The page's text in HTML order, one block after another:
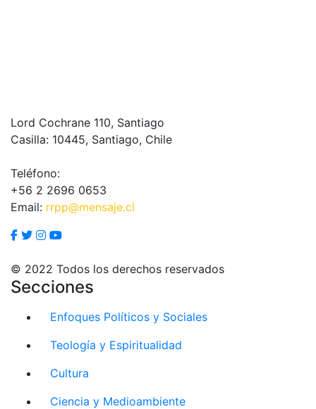
Lord Cochrane 110, Santiago
Casilla: 10445, Santiago, Chile
Teléfono:
+56 2 2696 0653
Email: rrpp@mensaje.cl
© 2022 Todos los derechos reservados
Secciones
Enfoques Políticos y Sociales
Teología y Espiritualidad
Cultura
Ciencia y Medioambiente